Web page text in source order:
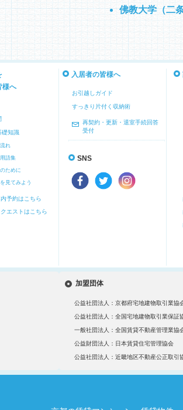
佛教大学（二
様へ
礎知識
れ
語集
ために
見てみよう
予約はこちら
エストはこちら
入居者の皆様へ
お引越しガイド
すっきり片付く収納術
再契約・更新・退室手続回答
受付
SNS
加盟団体
公益社団法人：京都府宅地建物取引業協
公益社団法人：全国宅地建物取引業保証
一般社団法人：全国賃貸不動産管理業協
公益財団法人：日本賃貸住宅管理協会
公益社団法人：近畿地区不動産公正取引